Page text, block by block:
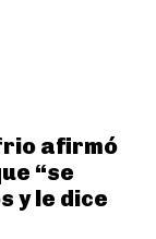
afirmó
“se
y le dice